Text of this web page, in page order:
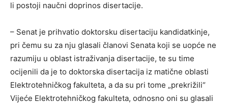
li postoji naučni doprinos disertacije.
– Senat je prihvatio doktorsku disertaciju kandidatkinje,
pri čemu su za nju glasali članovi Senata koji se uopće ne
razumiju u oblast istraživanja disertacije, te su time
ocijenili da je to doktorska disertacija iz matične oblasti
Elektrotehničkog fakulteta, a da su pri tome „prekrižili“
Vijeće Elektrotehničkog fakulteta, odnosno oni su glasali